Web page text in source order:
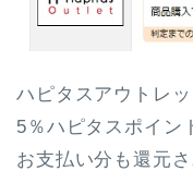
ハピタスアウトレ
5％ハピタスポイン
お支払い分も還元